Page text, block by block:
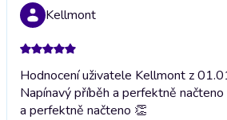
Kellmont
Hodnocení uživatele Kellmont z
Napínavý příběh a perfektně načteno
a perfektně načteno 👏